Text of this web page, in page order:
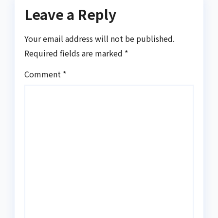
Leave a Reply
Your email address will not be published.
Required fields are marked *
Comment *